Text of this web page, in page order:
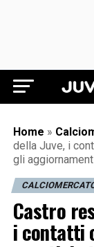
Home »
della Juve, i
gli
Castro
i contatti